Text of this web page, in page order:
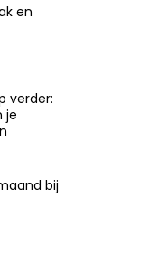
en
verder:
je
bij